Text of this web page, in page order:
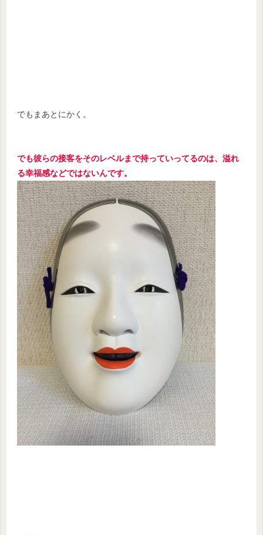
でもまあとにかく。
でも彼らの接客をそのレベルまで持っていってるのは、溢れ
る幸福感などではないんです。